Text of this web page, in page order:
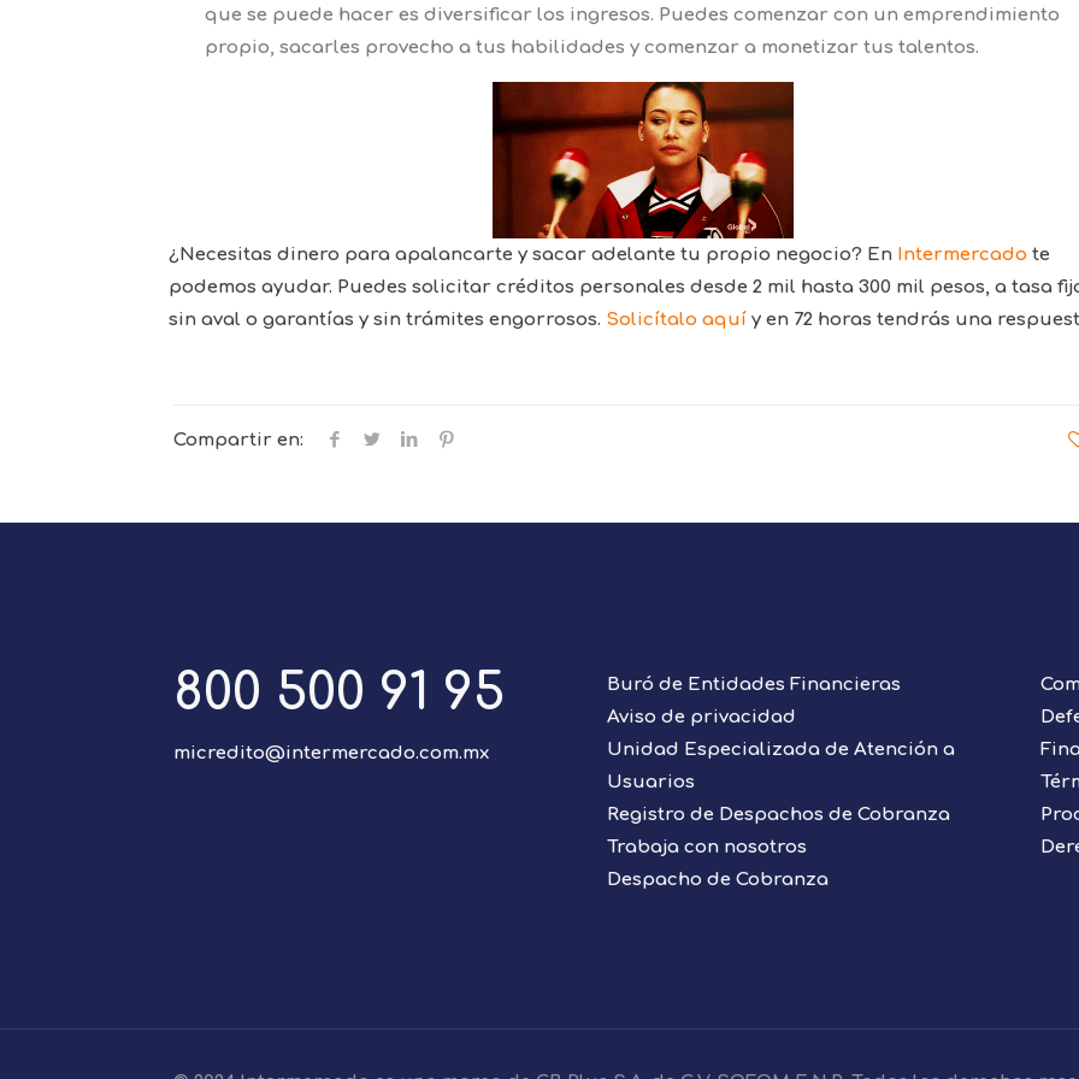
que se puede hacer es diversificar los ingresos. Puedes comenzar con un emprendimiento
propio, sacarles provecho a tus habilidades y comenzar a monetizar tus talentos.
¿Necesitas dinero para apalancarte y sacar adelante tu propio negocio? En Intermercado te
podemos ayudar. Puedes solicitar créditos personales desde 2 mil hasta 300 mil pesos, a tasa
sin aval o garantías y sin trámites engorrosos. Solicítalo aquí y en 72 horas tendrás una
Compartir en:
800 500 91 95
micredito@intermercado.com.mx
Buró de Entidades Financieras
Aviso de privacidad
Unidad Especializada de Atención a
Usuarios
Registro de Despachos de Cobranza
Trabaja con nosotros
Despacho de Cobranza